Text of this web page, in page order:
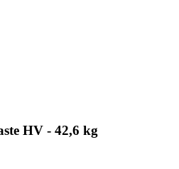
HV - 42,6 kg